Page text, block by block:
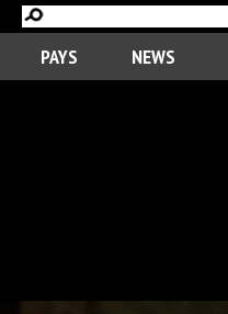
PAYS NEWS